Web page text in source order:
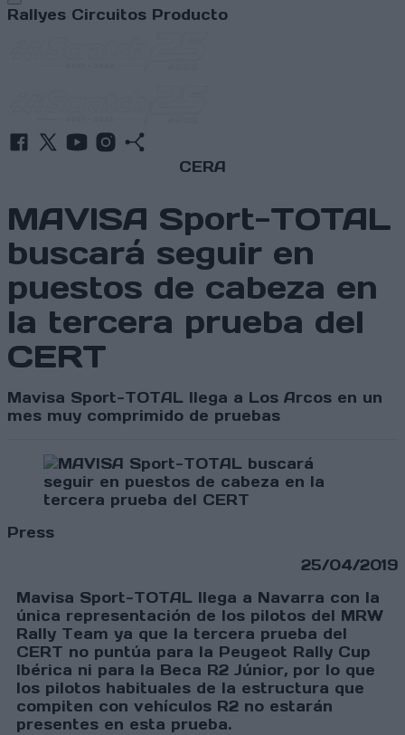
Abrir menú
Rallyes Circuitos Producto
CERA
MAVISA Sport-TOTAL
buscará seguir en
puestos de cabeza en
la tercera prueba del
CERT
Mavisa Sport-TOTAL llega a Los Arcos en un
mes muy comprimido de pruebas
Press
25/04/2019
Mavisa Sport-TOTAL llega a Navarra con la
única representación de los pilotos del MRW
Rally Team ya que la tercera prueba del
CERT no puntúa para la Peugeot Rally Cup
Ibérica ni para la Beca R2 Júnior, por lo que
los pilotos habituales de la estructura que
compiten con vehículos R2 no estarán
presentes en esta prueba.